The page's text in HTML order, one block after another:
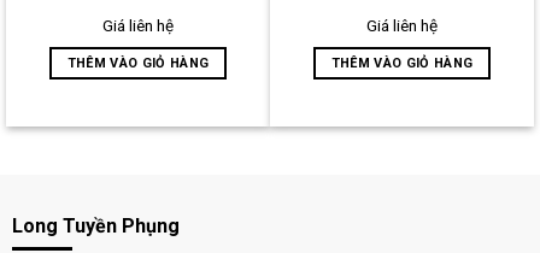
out
5
Giá liên hệ
THÊM VÀO GIỎ HÀNG
out
5
Giá liên hệ
THÊM VÀO GIỎ HÀNG
Long Tuyền Phụng